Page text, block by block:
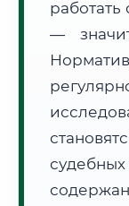
Формат учебы:
🗺️ Зона
—